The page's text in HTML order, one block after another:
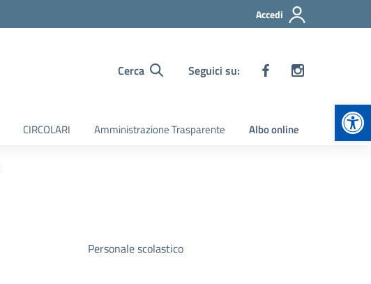
Accedi
Cerca Seguici su:
CIRCOLARI Amministrazione Trasparente Albo online
Personale scolastico